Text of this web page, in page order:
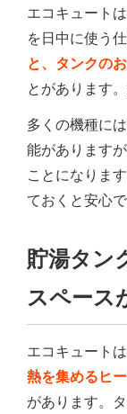
エコキュート
を日中に使う
と、タンクの
とがあります
多くの機種に
能があります
ことになりま
ておくと安心で
貯湯タン
スペース
エコキュート
熱を集めるヒ
があります。